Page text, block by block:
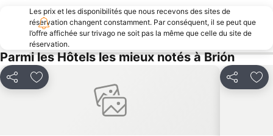
Les prix et les disponibilités que nous recevons des sites de
réservation changent constamment. Par conséquent, il se peut que
l’offre affichée sur trivago ne soit pas la même que celle du site de
réservation.
Parmi les Hôtels les mieux notés à Brión
PartagerAjouter à mes favoris Partager